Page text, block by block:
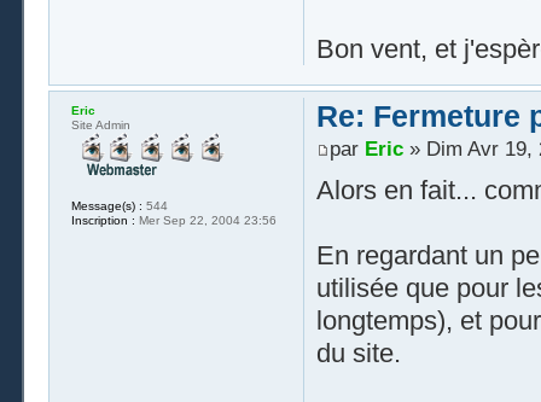
Bon vent, et
Re: Fermeture
par Eric» Dim Avr 19,
Alors en fait...
En regardant un
utilisée que pour
longtemps), et
du site.
Eric
Site Admin
Message(s) : 544
Inscription : Mer Sep 22, 2004 23:56